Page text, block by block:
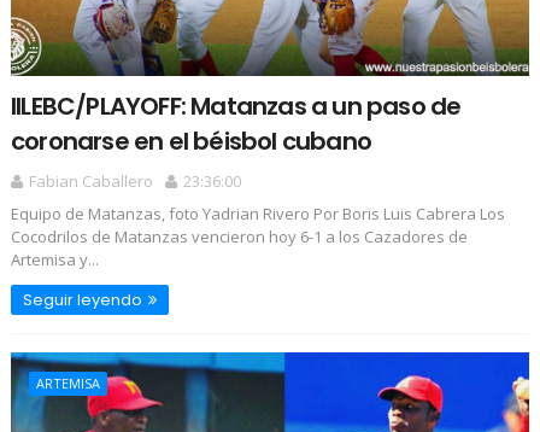
IILEBC/PLAYOFF: Matanzas a un paso de
coronarse en el béisbol cubano
Fabian Caballero
23:36:00
Equipo de Matanzas, foto Yadrian Rivero Por Boris Luis Cabrera Los
Cocodrilos de Matanzas vencieron hoy 6-1 a los Cazadores de
Artemisa y...
Seguir leyendo
ARTEMISA